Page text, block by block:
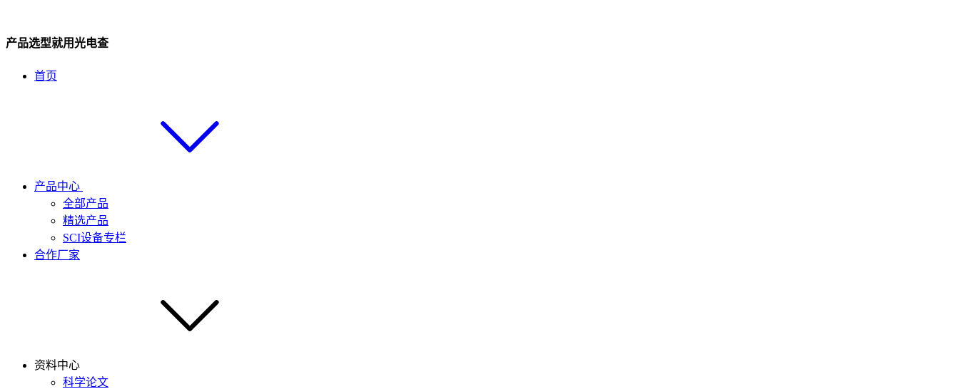
产品选型就用光电查
首页
产品中心
全部产品
精选产品
SCI设备专栏
合作厂家
资料中心
科学论文